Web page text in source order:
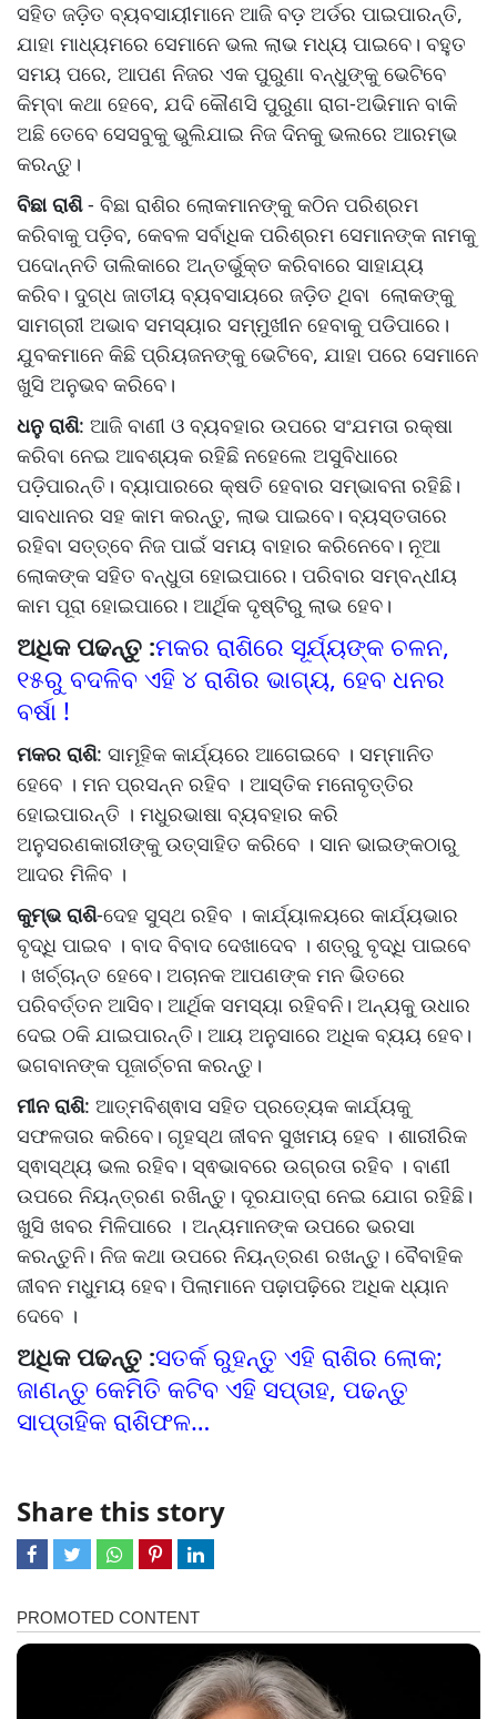
ସହିତ ଜଡ଼ିତ ବ୍ୟବସାୟୀମାନେ ଆଜି ବଡ଼ ଅର୍ଡର ପାଇପାରନ୍ତି,
ଯାହା ମାଧ୍ୟମରେ ସେମାନେ ଭଲ ଲାଭ ମଧ୍ୟ ପାଇବେ। ବହୁତ
ସମୟ ପରେ, ଆପଣ ନିଜର ଏକ ପୁରୁଣା ବନ୍ଧୁଙ୍କୁ ଭେଟିବେ
କିମ୍ବା କଥା ହେବେ, ଯଦି କୌଣସି ପୁରୁଣା ରାଗ-ଅଭିମାନ ବାକି
ଅଛି ତେବେ ସେସବୁକୁ ଭୁଲିଯାଇ ନିଜ ଦିନକୁ ଭଲରେ ଆରମ୍ଭ
କରନ୍ତୁ।
ବିଛା ରାଶି- ବିଛା ରାଶିର ଲୋକମାନଙ୍କୁ କଠିନ ପରିଶ୍ରମ
କରିବାକୁ ପଡ଼ିବ, କେବଳ ସର୍ବାଧିକ ପରିଶ୍ରମ ସେମାନଙ୍କ ନାମକୁ
ପଦୋନ୍ନତି ତାଲିକାରେ ଅନ୍ତର୍ଭୁକ୍ତ କରିବାରେ ସାହାଯ୍ୟ
କରିବ। ଦୁଗ୍ଧ ଜାତୀୟ ବ୍ୟବସାୟରେ ଜଡ଼ିତ ଥିବା ଲୋକଙ୍କୁ
ସାମଗ୍ରୀ ଅଭାବ ସମସ୍ୟାର ସମ୍ମୁଖୀନ ହେବାକୁ ପଡିପାରେ।
ଯୁବକମାନେ କିଛି ପ୍ରିୟଜନଙ୍କୁ ଭେଟିବେ, ଯାହା ପରେ ସେମାନେ
ଖୁସି ଅନୁଭବ କରିବେ।
ଧନୁ ରାଶି: ଆଜି ବାଣୀ ଓ ବ୍ୟବହାର ଉପରେ ସଂଯମତା ରକ୍ଷା
କରିବା ନେଇ ଆବଶ୍ୟକ ରହିଛି ନହେଲେ ଅସୁବିଧାରେ
ପଡ଼ିପାରନ୍ତି। ବ୍ୟାପାରରେ କ୍ଷତି ହେବାର ସମ୍ଭାବନା ରହିଛି।
ସାବଧାନର ସହ କାମ କରନ୍ତୁ, ଲାଭ ପାଇବେ। ବ୍ୟସ୍ତତାରେ
ରହିବା ସତ୍ତ୍ବେ ନିଜ ପାଇଁ ସମୟ ବାହାର କରିନେବେ। ନୂଆ
ଲୋକଙ୍କ ସହିତ ବନ୍ଧୁତା ହୋଇପାରେ। ପରିବାର ସମ୍ବନ୍ଧୀୟ
କାମ ପୂରା ହୋଇପାରେ। ଆର୍ଥିକ ଦୃଷ୍ଟିରୁ ଲାଭ ହେବ।
ଅଧିକ ପଢନ୍ତୁ :ମକର ରାଶିରେ ସୂର୍ଯ୍ୟଙ୍କ ଚଳନ,
୧୫ରୁ ବଦଳିବ ଏହି ୪ ରାଶିର ଭାଗ୍ୟ, ହେବ ଧନର
ବର୍ଷା !
ମକର ରାଶି: ସାମୂହିକ କାର୍ଯ୍ୟରେ ଆଗେଇବେ । ସମ୍ମାନିତ
ହେବେ । ମନ ପ୍ରସନ୍ନ ରହିବ । ଆସ୍ତିକ ମନୋବୃତ୍ତିର
ହୋଇପାରନ୍ତି । ମଧୁରଭାଷା ବ୍ୟବହାର କରି
ଅନୁସରଣକାରୀଙ୍କୁ ଉତ୍ସାହିତ କରିବେ । ସାନ ଭାଇଙ୍କଠାରୁ
ଆଦର ମିଳିବ ।
କୁମ୍ଭ ରାଶି-ଦେହ ସୁସ୍ଥ ରହିବ । କାର୍ଯ୍ୟାଳୟରେ କାର୍ଯ୍ୟଭାର
ବୃଦ୍ଧି ପାଇବ । ବାଦ ବିବାଦ ଦେଖାଦେବ । ଶତ୍ରୁ ବୃଦ୍ଧି ପାଇବେ
। ଖର୍ଚ୍ଚାନ୍ତ ହେବେ। ଅଚାନକ ଆପଣଙ୍କ ମନ ଭିତରେ
ପରିବର୍ତ୍ତନ ଆସିବ। ଆର୍ଥିକ ସମସ୍ୟା ରହିବନି। ଅନ୍ୟକୁ ଉଧାର
ଦେଇ ଠକି ଯାଇପାରନ୍ତି। ଆୟ ଅନୁସାରେ ଅଧିକ ବ୍ୟୟ ହେବ।
ଭଗବାନଙ୍କ ପୂଜାର୍ଚ୍ଚନା କରନ୍ତୁ।
ମୀନ ରାଶି: ଆତ୍ମବିଶ୍ଵାସ ସହିତ ପ୍ରତ୍ୟେକ କାର୍ଯ୍ୟକୁ
ସଫଳତାର କରିବେ। ଗୃହସ୍ଥ ଜୀବନ ସୁଖମୟ ହେବ । ଶାରୀରିକ
ସ୍ଵାସ୍ଥ୍ୟ ଭଲ ରହିବ। ସ୍ଵଭାବରେ ଉଗ୍ରତା ରହିବ । ବାଣୀ
ଉପରେ ନିୟନ୍ତ୍ରଣ ରଖିନ୍ତୁ। ଦୂରଯାତ୍ରା ନେଇ ଯୋଗ ରହିଛି।
ଖୁସି ଖବର ମିଳିପାରେ । ଅନ୍ୟମାନଙ୍କ ଉପରେ ଭରସା
କରନ୍ତୁନି। ନିଜ କଥା ଉପରେ ନିୟନ୍ତ୍ରଣ ରଖନ୍ତୁ। ବୈବାହିକ
ଜୀବନ ମଧୁମୟ ହେବ। ପିଲାମାନେ ପଢ଼ାପଢ଼ିରେ ଅଧିକ ଧ୍ୟାନ
ଦେବେ ।
ଅଧିକ ପଢନ୍ତୁ :ସତର୍କ ରୁହନ୍ତୁ ଏହି ରାଶିର ଲୋକ;
ଜାଣନ୍ତୁ କେମିତି କଟିବ ଏହି ସପ୍ତାହ, ପଢନ୍ତୁ
ସାପ୍ତାହିକ ରାଶିଫଳ…
Share this story